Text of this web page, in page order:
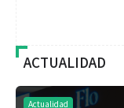
ACTUALIDAD
Actualidad